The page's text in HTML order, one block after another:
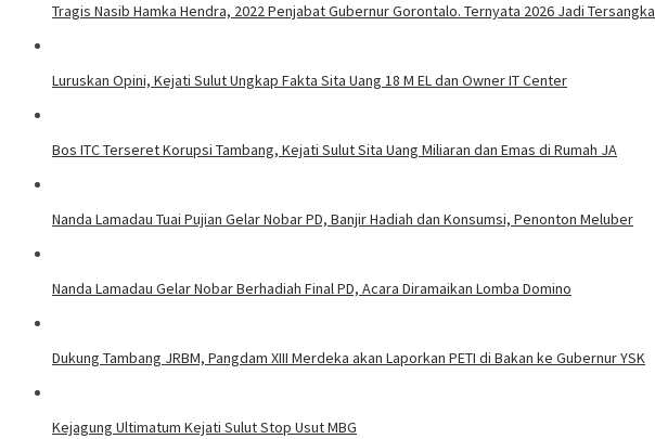
Tragis Nasib Hamka Hendra, 2022 Penjabat Gubernur Gorontalo. Ternyata 2026 Jadi Tersangka
Luruskan Opini, Kejati Sulut Ungkap Fakta Sita Uang 18 M EL dan Owner IT Center
Bos ITC Terseret Korupsi Tambang, Kejati Sulut Sita Uang Miliaran dan Emas di Rumah JA
Nanda Lamadau Tuai Pujian Gelar Nobar PD, Banjir Hadiah dan Konsumsi, Penonton Meluber
Nanda Lamadau Gelar Nobar Berhadiah Final PD, Acara Diramaikan Lomba Domino
Dukung Tambang JRBM, Pangdam XIII Merdeka akan Laporkan PETI di Bakan ke Gubernur YSK
Kejagung Ultimatum Kejati Sulut Stop Usut MBG